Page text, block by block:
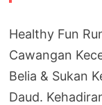
Healthy Fun
Cawangan
Belia & Sukan
Daud.